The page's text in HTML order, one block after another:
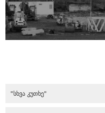
"სხვა კუთხე"